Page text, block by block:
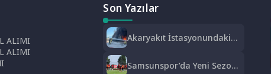
ALIMI
ALIMI
Son Yazılar
Akaryakıt İstasyonundaki
Samsunspor’da Yeni Sezon